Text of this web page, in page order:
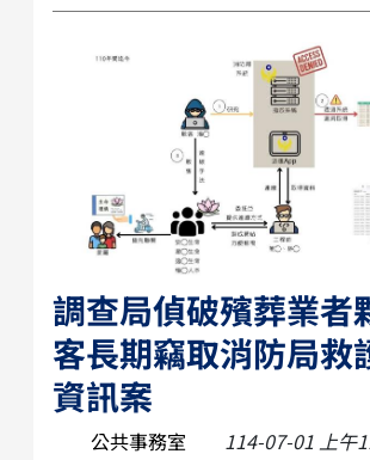
調查局偵破殯葬業者
客長期竊取消防局救
資訊案
公共事務室 114-07-01 上午